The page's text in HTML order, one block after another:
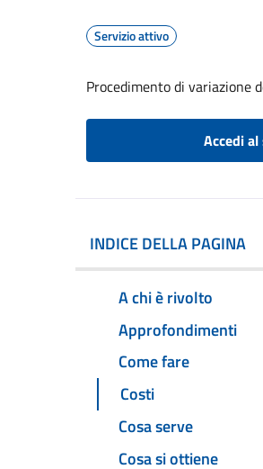
Servizio attivo
Procedimento di variazione
Accedi
INDICE DELLA PAGINA
A chi è rivolto
Approfondimenti
Come fare
Costi
Cosa serve
Cosa si ottiene